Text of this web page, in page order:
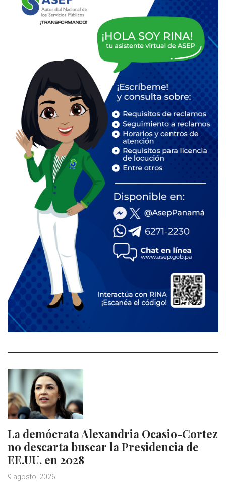
La demócrata Alexandria Ocasio-Cortez
no descarta buscar la Presidencia de
EE.UU. en 2028
9 agosto, 2026